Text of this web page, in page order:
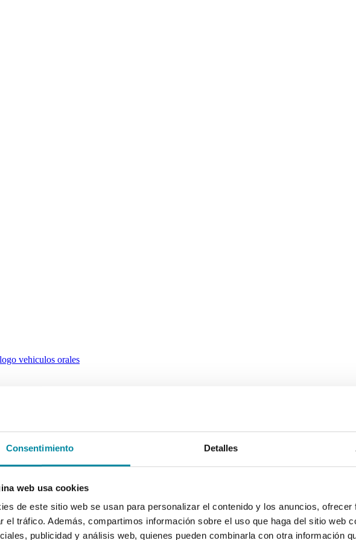
Consentimiento Detalles
web usa cookies
de este sitio web se usan para personalizar el contenido y los anuncios,
el tráfico. Además, compartimos información sobre el uso que haga del sitio web
publicidad y análisis web, quienes pueden combinarla con otra información
vehiculos orales